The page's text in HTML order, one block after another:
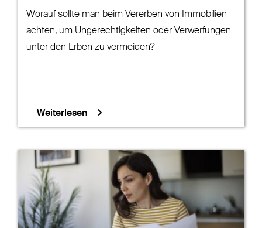
Worauf sollte man beim Vererben von Immobilien
achten, um Ungerechtigkeiten oder Verwerfungen
unter den Erben zu vermeiden?
Weiterlesen